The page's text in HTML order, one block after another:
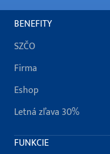
BENEFITY
SZČO
Firma
Eshop
Letná zľava 30%
FUNKCIE